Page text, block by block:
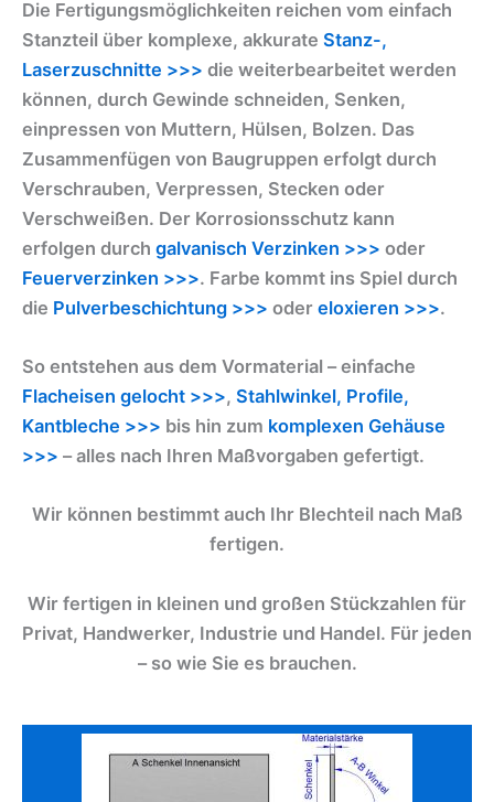
Die Fertigungsmöglichkeiten reichen vom einfach
Stanzteil über komplexe, akkurate Stanz-,
Laserzuschnitte >>> die weiterbearbeitet werden
können, durch Gewinde schneiden, Senken,
einpressen von Muttern, Hülsen, Bolzen. Das
Zusammenfügen von Baugruppen erfolgt durch
Verschrauben, Verpressen, Stecken oder
Verschweißen. Der Korrosionsschutz kann
erfolgen durch galvanisch Verzinken >>> oder
Feuerverzinken >>>. Farbe kommt ins Spiel durch
die Pulverbeschichtung >>> oder eloxieren >>>.
So entstehen aus dem Vormaterial – einfache
Flacheisen gelocht >>>, Stahlwinkel, Profile,
Kantbleche >>> bis hin zum komplexen Gehäuse
>>> – alles nach Ihren Maßvorgaben gefertigt.
Wir können bestimmt auch Ihr Blechteil nach Maß
fertigen.
Wir fertigen in kleinen und großen Stückzahlen für
Privat, Handwerker, Industrie und Handel. Für jeden
– so wie Sie es brauchen.